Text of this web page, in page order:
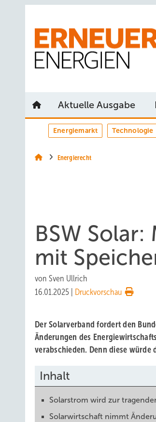
Aktuelle Ausgabe
Energiemarkt Technologie
Energierecht
BSW
mit
von Sven Ullrich
16.01.2025
Druckvorschau
Der Solarverband fordert den
Änderungen des
verabschieden. Denn diese würde
Inhalt
Solarstrom wird zur
Solarwirtschaft nimmt